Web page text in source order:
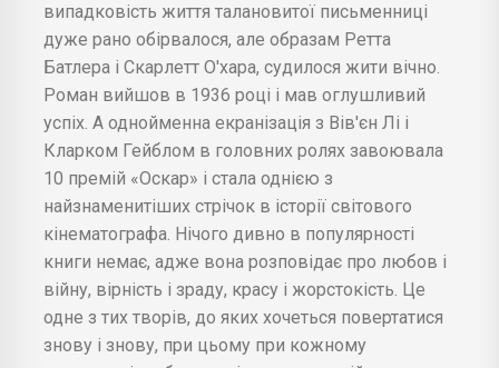
випадковість життя талановитої письменниці
дуже рано обірвалося, але образам Ретта
Батлера і Скарлетт О'хара, судилося жити вічно.
Роман вийшов в 1936 році і мав оглушливий
успіх. А однойменна екранізація з Вів'єн Лі і
Кларком Гейблом в головних ролях завоювала
10 премій «Оскар» і стала однією з
найзнаменитіших стрічок в історії світового
кінематографа. Нічого дивно в популярності
книги немає, адже вона розповідає про любов і
війну, вірність і зраду, красу і жорстокість. Це
одне з тих творів, до яких хочеться повертатися
знову і знову, при цьому при кожному